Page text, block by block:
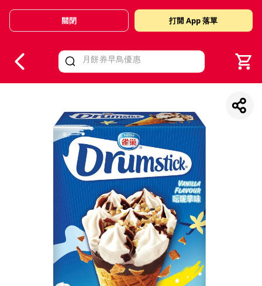
Valid Until 30 June 2026
關閉 打開 App 落單